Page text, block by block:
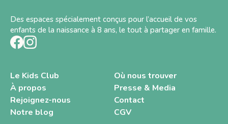
Des espaces spécialement conçus pour l’accueil de vos
enfants de la naissance à 8 ans, le tout à partager en famille.
Le Kids Club
Le Kids Club
À propos
À propos
Rejoignez-nous
Rejoignez-nous
Notre blog
Où nous trouver
Où nous trouver
Presse & Media
Press & Media
Contact
Contact
CGV